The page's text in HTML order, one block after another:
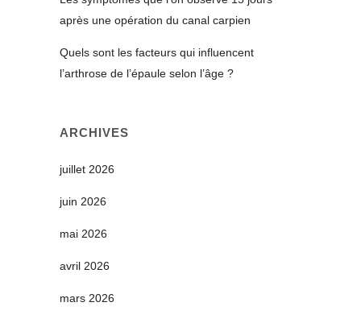
après une opération du canal carpien
Quels sont les facteurs qui influencent
l’arthrose de l’épaule selon l’âge ?
ARCHIVES
juillet 2026
juin 2026
mai 2026
avril 2026
mars 2026